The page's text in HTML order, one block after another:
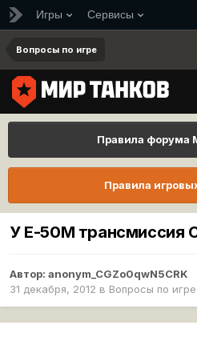
Игры Сервисы
Вопросы по игре
Правила форума
Правила
У Е-50М трансмиссия
Автор: anonym_CGZo0qwN5CRK
31 декабря, 2012 в Вопросы по игре